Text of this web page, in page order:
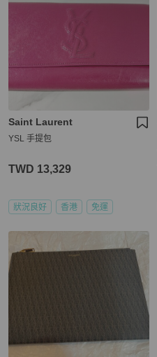
Saint Laurent
YSL 手提包
TWD 13,329
狀況良好 香港 免運